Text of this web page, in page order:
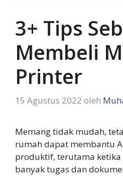
3+ Tips
Membeli
Printer
15 Agustus 2022 oleh
Memang tidak mudah,
rumah dapat membantu
produktif, terutama
banyak tugas dan